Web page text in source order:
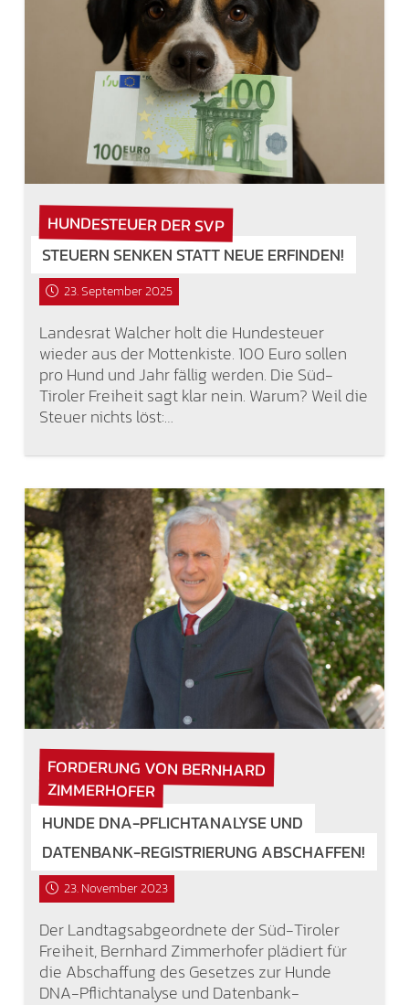
HUNDESTEUER DER SVP
STEUERN SENKEN STATT NEUE ERFINDEN!
23. September 2025
Landesrat Walcher holt die Hundesteuer
wieder aus der Mottenkiste. 100 Euro sollen
pro Hund und Jahr fällig werden. Die Süd-
Tiroler Freiheit sagt klar nein. Warum? Weil die
Steuer nichts löst:…
FORDERUNG VON BERNHARD
ZIMMERHOFER
HUNDE DNA-PFLICHTANALYSE UND
DATENBANK-REGISTRIERUNG ABSCHAFFEN!
23. November 2023
Der Landtagsabgeordnete der Süd-Tiroler
Freiheit, Bernhard Zimmerhofer plädiert für
die Abschaffung des Gesetzes zur Hunde
DNA-Pflichtanalyse und Datenbank-